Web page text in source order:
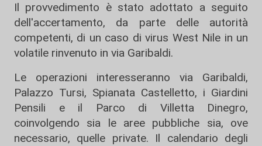
Il provvedimento è stato adottato a seguito
dell'accertamento, da parte delle autorità
competenti, di un caso di virus West Nile in un
volatile rinvenuto in via Garibaldi.
Le operazioni interesseranno via Garibaldi,
Palazzo Tursi, Spianata Castelletto, i Giardini
Pensili e il Parco di Villetta Dinegro,
coinvolgendo sia le aree pubbliche sia, ove
necessario, quelle private. Il calendario degli